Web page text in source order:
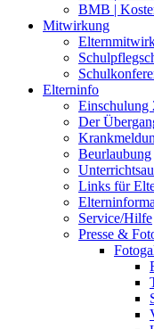
BMB |
Mitwirkung
Elterninfo
Einschulung
Der
Beurlaubung
Links für
Service/Hilfe
Presse &